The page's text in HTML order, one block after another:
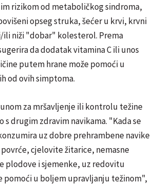
rizikom od metaboličkog sindroma,
opseg struka, šećer u krvi, krvni
niži "dobar" kolesterol. Prema
da dodatak vitamina C ili unos
putem hrane može pomoći u
od ovih simptoma.
za mršavljenje ili kontrolu težine
drugim zdravim navikama. "Kada se
uz dobre prehrambene navike
cjelovite žitarice, nemasne
plodove i sjemenke, uz redovitu
pomoći u boljem upravljanju težinom",